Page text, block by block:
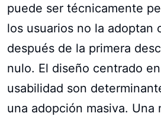
puede ser técnicamente
los usuarios no la adoptan
después de la primera
nulo. El diseño centrado
usabilidad son
una adopción masiva. Una